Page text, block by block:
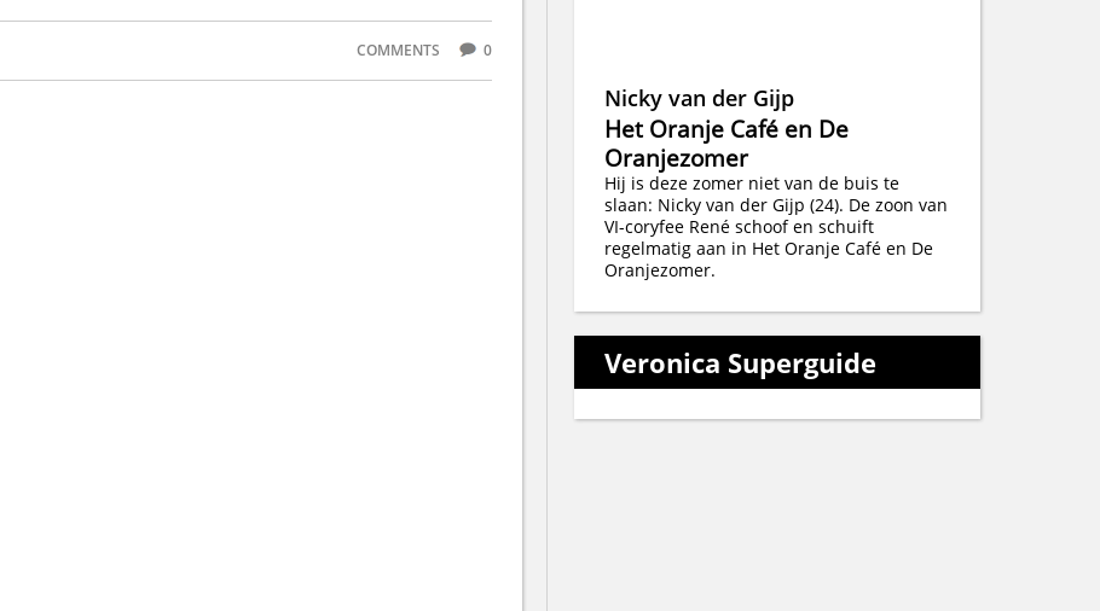
COMMENTS 0
Nicky van der Gijp
Het Oranje Café en De
Oranjezomer
Hij is deze zomer niet van de buis te
slaan: Nicky van der Gijp (24). De zoon van
VI-coryfee René schoof en schuift
regelmatig aan in Het Oranje Café en De
Oranjezomer.
Veronica Superguide